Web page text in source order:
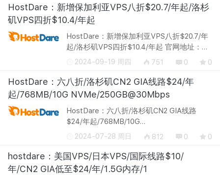
VPS提供4折优惠码，洛杉矶CN2 GIA线...
HostDare：新增保加利亚VPS八折$20.7/年起/洛杉
矶VPS四折$10.4/年起
HostDare：新增保加利亚VPS八折$20.7/年
起/洛杉矶VPS四折$10.4/年起 官网地址：
http://hostdare.com/ HostDare新增了保加
后保加利亚VPS最低$20.79/年起。HostD...
2024-09-19 周四 751 0 0
HostDare：六八折/洛杉矶CN2 GIA线路$24/年
起/768MB/10G NVMe/250GB@30Mbps
HostDare：六八折/洛杉矶CN2 GIA线路
$24/年起/768MB/10G
NVMe/250GB@30Mbps 官网地址：
同系列主机提供不同优惠码，针对美国洛杉
矶CN2 GIA线路(CSSD/CKVM系列)...
2024-07-28 周日 812 0 0
hostdare：美国VPS/日本VPS/国际线路$10/
年/CN2 GIA低至$24/年/1.5G内存/1